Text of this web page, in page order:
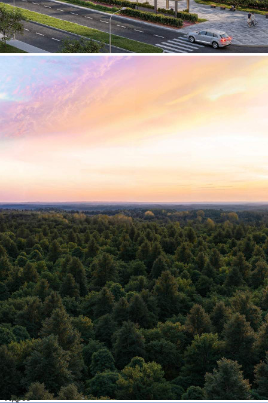
Продажа
124954 - Г. ХИМКИ,
ИВАКИНО КВАРТАЛ, Д.1
Москва / Московская обл
расположенное в ЖК 1-й Химкинский площадью 76.3 кв.м.
Располагается на 1 этаже 8-этажного корпуса. Помещение
бизнеса благодаря функциональной планировке и большому
потоку потенциальных клиентов. Ин...
112 (+3)
Навигация
Характеристики
О помещении
Где находится
Контакты
Другие объявления
Характеристики помещения
№ объявления
124954
Дата размещения
07.08.2026
Город
Химки
Адрес